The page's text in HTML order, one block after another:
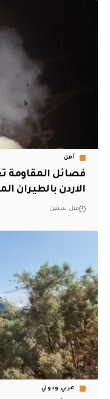
أمن
فصائل
الاردن بالطيران
قبل سنتين
عربي ودولي